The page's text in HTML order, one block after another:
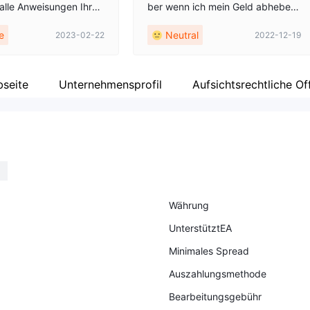
Anweisungen Ihres
dass Sie am Ende de
2023-02-22
ber wenn ich mein Geld abhebe,
nto angezeigt. Es sind 5 Tage ver
kommt immer noch nicht.
Neutral 2022-12-19
Unternehmensprofil Aufsichtsrechtliche
Währung
UnterstütztEA
Minimales Spread
Auszahlungsmethode
Bearbeitungsgebühr